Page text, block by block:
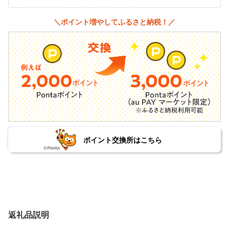
＼ポイント増やしてふるさと納税！／
ポイント交換所はこちら
返礼品説明